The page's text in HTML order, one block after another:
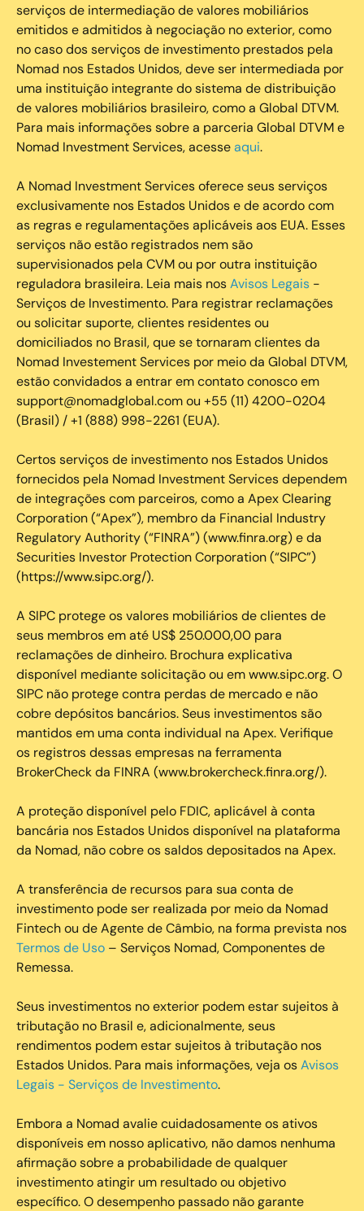
serviços de intermediação de valores mobiliários
emitidos e admitidos à negociação no exterior, como
no caso dos serviços de investimento prestados pela
Nomad nos Estados Unidos, deve ser intermediada por
uma instituição integrante do sistema de distribuição
de valores mobiliários brasileiro, como a Global DTVM.
Para mais informações sobre a parceria Global DTVM e
Nomad Investment Services, acesseaqui.
A Nomad Investment Services oferece seus serviços
exclusivamente nos Estados Unidos e de acordo com
as regras e regulamentações aplicáveis aos EUA. Esses
serviços não estão registrados nem são
supervisionados pela CVM ou por outra instituição
reguladora brasileira. Leia mais nosAvisos Legais -
Serviços de Investimento. Para registrar reclamações
ou solicitar suporte, clientes residentes ou
domiciliados no Brasil, que se tornaram clientes da
Nomad Investement Services por meio da Global DTVM,
estão convidados a entrar em contato conosco em
support@nomadglobal.com ou +55 (11) 4200-0204
(Brasil) / +1 (888) 998-2261 (EUA).
Certos serviços de investimento nos Estados Unidos
fornecidos pela Nomad Investment Services dependem
de integrações com parceiros, como a Apex Clearing
Corporation (“Apex”), membro da Financial Industry
Regulatory Authority (“FINRA”) (www.finra.org) e da
Securities Investor Protection Corporation (“SIPC”)
(https://www.sipc.org/).
A SIPC protege os valores mobiliários de clientes de
seus membros em até US$ 250.000,00 para
reclamações de dinheiro. Brochura explicativa
disponível mediante solicitação ou em www.sipc.org. O
SIPC não protege contra perdas de mercado e não
cobre depósitos bancários. Seus investimentos são
mantidos em uma conta individual na Apex. Verifique
os registros dessas empresas na ferramenta
BrokerCheck da FINRA (www.brokercheck.finra.org/).
A proteção disponível pelo FDIC, aplicável à conta
bancária nos Estados Unidos disponível na plataforma
da Nomad, não cobre os saldos depositados na Apex.
A transferência de recursos para sua conta de
investimento pode ser realizada por meio da Nomad
Fintech ou de Agente de Câmbio, na forma prevista nos
Termos de Uso – Serviços Nomad, Componentes de
Remessa.
Seus investimentos no exterior podem estar sujeitos à
tributação no Brasil e, adicionalmente, seus
rendimentos podem estar sujeitos à tributação nos
Estados Unidos. Para mais informações, veja osAvisos
Legais - Serviços de Investimento.
Embora a Nomad avalie cuidadosamente os ativos
disponíveis em nosso aplicativo, não damos nenhuma
afirmação sobre a probabilidade de qualquer
investimento atingir um resultado ou objetivo
específico. O desempenho passado não garante